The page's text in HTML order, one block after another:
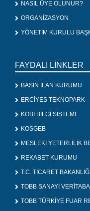
NASIL ÜYE OLUNUR?
ORGANİZASYON
YÖNETİM KURULU
FAYDALI LİNKLER
BASIN İLAN KURUMU
ERCİYES TEKNOPARK
KOBİ BİLGİ SİSTEMİ
KOSGEB
MESLEKİ YETERLİLİK
REKABET KURUMU
T.C. TİCARET BAKANLIĞI
TOBB SANAYİ
TOBB TÜRKİYE FUAR